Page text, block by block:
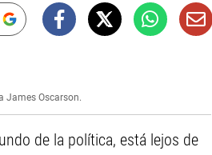
James Oscarson.
de la política, está lejos de